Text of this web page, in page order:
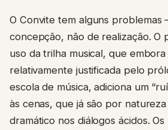
O Convite tem alguns problemas
concepção, não de realização. O
uso da trilha musical, que embora
relativamente justificada pelo
escola de música, adiciona um
às cenas, que já são por
dramático nos diálogos ácidos.